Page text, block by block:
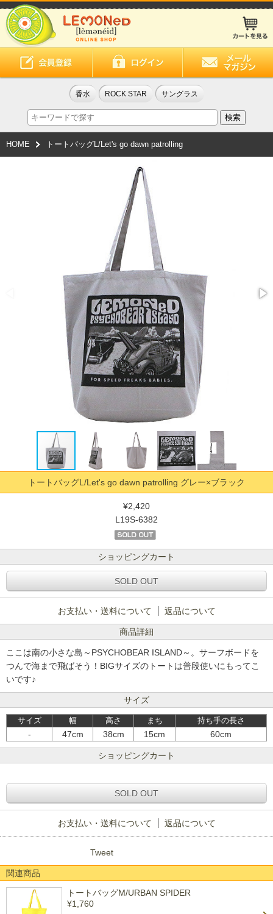
香水 ROCK STAR サングラス
HOME トートバッグL/Let's go dawn patrolling
トートバッグL/Let's go dawn patrolling グレー×ブラック
¥2,420
L19S-6382
ショッピングカート
SOLD OUT
お支払い・送料について 返品について
商品詳細
ここは南の小さな島～PSYCHOBEAR ISLAND～。サーフボードを
つんで海まで飛ばそう！BIGサイズのトートは普段使いにもってこ
いです♪
サイズ
サイズ 幅 高さ まち 持ち手の長さ
- 47cm 38cm 15cm 60cm
ショッピングカート
SOLD OUT
お支払い・送料について 返品について
Tweet
関連商品
トートバッグM/URBAN SPIDER
¥1,760